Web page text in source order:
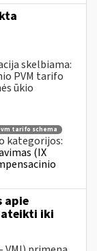
skelbiama:
PVM tarifo
ūkio
tarifo schema
kategorijos:
(IX
apie
iki